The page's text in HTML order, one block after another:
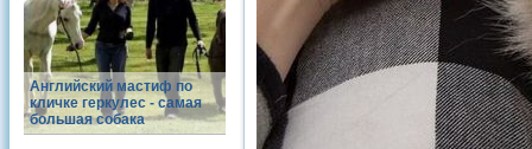
Английский мастиф по
кличке геркулес - самая
большая собака